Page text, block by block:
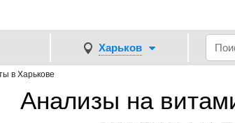
Харьков
в Харькове
Анализы на